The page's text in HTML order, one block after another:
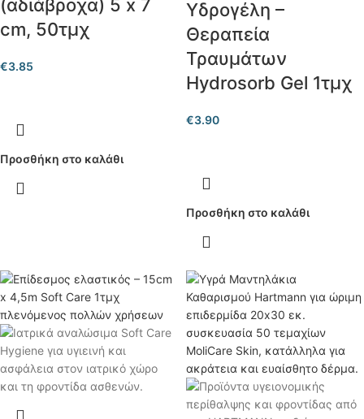
(αδιάβροχα) 5 x 7
cm, 50τμχ
€3.85
Προσθήκη στο καλάθι
Υδρογέλη –
Θεραπεία
Τραυμάτων
Hydrosorb Gel 1τμχ
€3.90
Προσθήκη στο καλάθι